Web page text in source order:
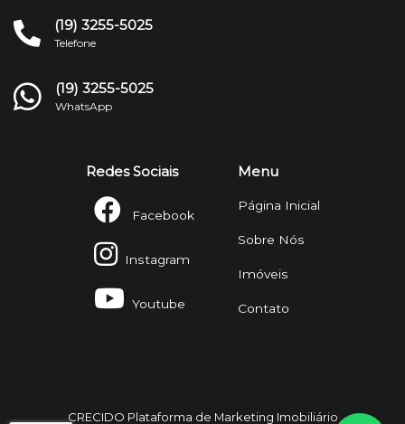
(19) 3255-5025
Telefone
(19) 3255-5025
WhatsApp
Redes Sociais
Facebook
Instagram
Youtube
Menu
Página Inicial
Sobre Nós
Imóveis
Contato
CRECIDO Plataforma de Marketing Imobiliário